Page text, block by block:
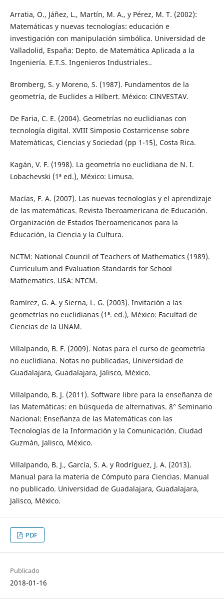
Arratia, O., Jáñez, L., Martín, M. A., y Pérez, M. T. (2002):
Matemáticas y nuevas tecnologías: educación e
investigación con manipulación simbólica. Universidad de
Valladolid, España: Depto. de Matemática Aplicada a la
Ingeniería. E.T.S. Ingenieros Industriales..
Bromberg, S. y Moreno, S. (1987). Fundamentos de la
geometría, de Euclides a Hilbert. México: CINVESTAV.
De Faria, C. E. (2004). Geometrías no euclidianas con
tecnología digital. XVIII Simposio Costarricense sobre
Matemáticas, Ciencias y Sociedad (pp 1-15), Costa Rica.
Kagán, V. F. (1998). La geometría no euclidiana de N. I.
Lobachevski (1ª ed.), México: Limusa.
Macías, F. A. (2007). Las nuevas tecnologías y el aprendizaje
de las matemáticas. Revista Iberoamericana de Educación.
Organización de Estados Iberoamericanos para la
Educación, la Ciencia y la Cultura.
NCTM: National Council of Teachers of Mathematics (1989).
Curriculum and Evaluation Standards for School
Mathematics. USA: NTCM.
Ramírez, G. A. y Sierna, L. G. (2003). Invitación a las
geometrías no euclidianas (1ª. ed.), México: Facultad de
Ciencias de la UNAM.
Villalpando, B. F. (2009). Notas para el curso de geometría
no euclidiana. Notas no publicadas, Universidad de
Guadalajara, Guadalajara, Jalisco, México.
Villalpando, B. J. (2011). Software libre para la enseñanza de
las Matemáticas: en búsqueda de alternativas. 8° Seminario
Nacional: Enseñanza de las Matemáticas con las
Tecnologías de la Información y la Comunicación. Ciudad
Guzmán, Jalisco, México.
Villalpando, B. J., García, S. A. y Rodríguez, J. A. (2013).
Manual para la materia de Cómputo para Ciencias. Manual
no publicado. Universidad de Guadalajara, Guadalajara,
Jalisco, México.
PDF
Publicado
2018-01-16